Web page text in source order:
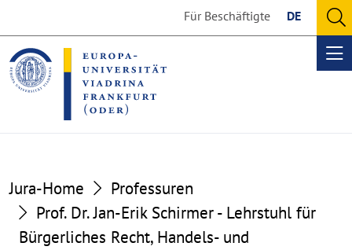
the
content
section
the
footer
section
Für Beschäftigte DE
Jura-Home
Professuren
Prof. Dr. Jan-Erik Schirmer - Lehrstuhl für
Bürgerliches Recht, Handels- und